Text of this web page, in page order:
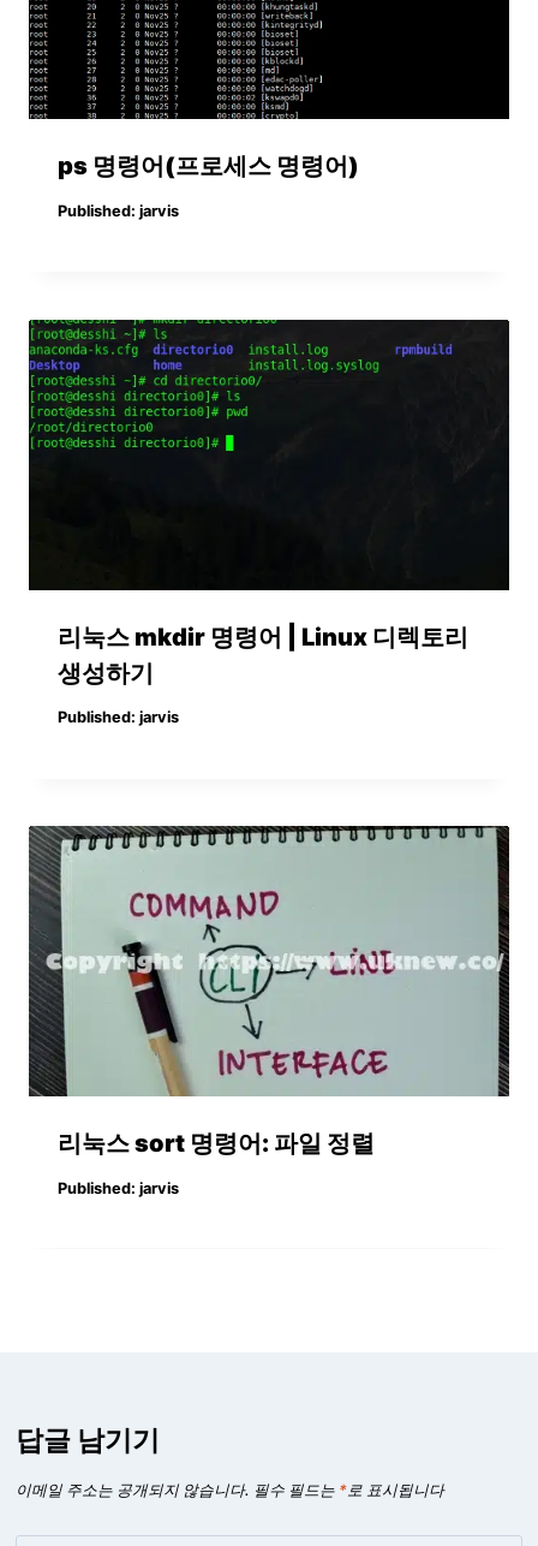
ps 명령어(프로세스 명령어)
Published: jarvis
리눅스 mkdir 명령어 | Linux 디렉토리
생성하기
Published: jarvis
리눅스 sort 명령어: 파일 정렬
Published: jarvis
답글 남기기
이메일 주소는 공개되지 않습니다. 필수 필드는 * 로 표시됩니다